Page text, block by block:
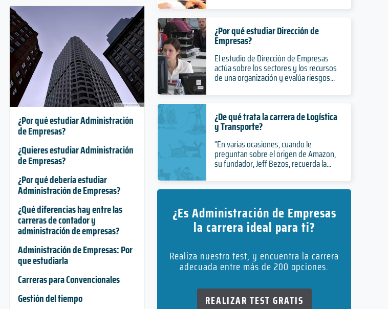
¿Por qué estudiar Administración
de Empresas?
¿Quieres estudiar Administración
de Empresas?
¿Por qué debería estudiar
Administración de Empresas?
¿Qué diferencias hay entre las
carreras de contador y
administración de empresas?
Administración de Empresas: Por
que estudiarla
Carreras para Convencionales
Gestión del tiempo
¿Por qué estudiar Dirección de
Empresas?
El estudio de Dirección de Empresas
actúa sobre los sectores y los recursos
de una organización y evalúa riesgos...
¿De qué trata la carrera de Logística
y Transporte?
"En varias ocasiones, cuando le
preguntan sobre el origen de Amazon,
su fundador, Jeff Bezos, recuerda la...
¿Es Administración de Empresas
la carrera ideal para ti?
Realiza nuestro test, y encuentra la carrera
adecuada entre más de 200 opciones.
REALIZAR TEST GRATIS